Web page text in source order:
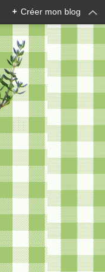
+ Créer mon blog